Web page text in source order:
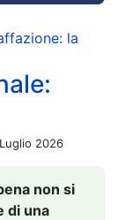
la
2026
non si
di una